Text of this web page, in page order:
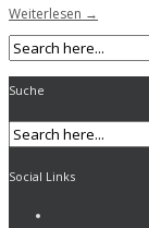
Weiterlesen →
Suche
Social Links